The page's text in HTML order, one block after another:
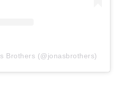
Brothers (@jonasbrothers)